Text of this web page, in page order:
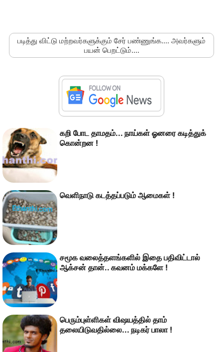
படித்து விட்டு மற்றவர்களுக்கும் சேர் பண்ணுங்க.... அவர்களும்
பயன் பெறட்டும்....
கறி போட தாமதம்... நாய்கள் ஓனரை கடித்துக்
கொன்றன !
வெளிநாடு கடத்தப்படும் ஆமைகள் !
சமூக வலைத்தளங்களில் இதை பதிவிட்டால்
ஆக்சன் தான்.. கவனம் மக்களே !
பெரும்புள்ளிகள் விஷயத்தில் தாம்
தலையிடுவதில்லை... நடிகர் பாலா !